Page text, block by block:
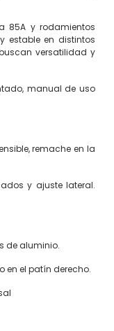
85A y rodamientos
estable en distintos
versatilidad y
manual de uso
remache en la
y ajuste lateral.
de aluminio.
en el patín derecho.